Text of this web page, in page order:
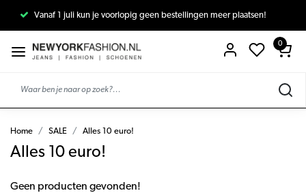
Vanaf 1 juli kun je voorlopig geen bestellingen meer plaatsen!
0
Home SALE Alles 10 euro!
Alles 10 euro!
Geen producten gevonden!